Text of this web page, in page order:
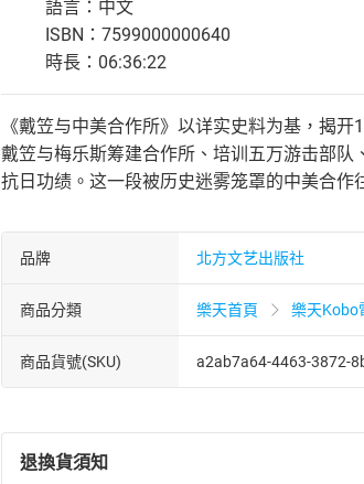
語言：中文
ISBN：7599000000640
時長：06:36:22
《戴笠与中美合作所》以详实史料为基，揭
戴笠与梅乐斯筹建合作所、培训五万游击部
抗日功绩。这一段被历史迷雾笼罩的中美合作
品牌 北方文艺出版社
商品分類 樂天首頁 樂天Kobo
商品貨號(SKU) a2ab7a64-4463-3872-
退換貨須知